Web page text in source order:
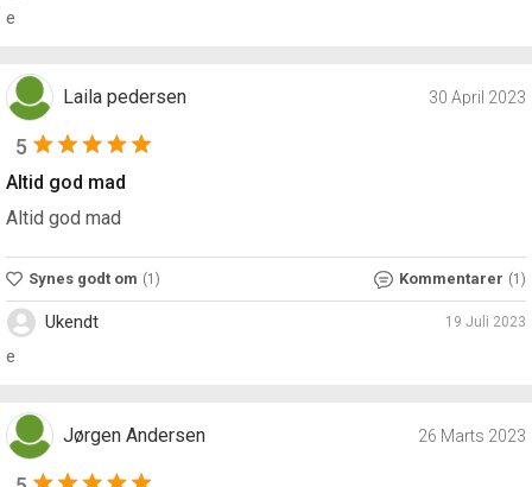
e
Laila pedersen 30 April 2023
5
Altid god mad
Altid god mad
Synes godt om (1) Kommentarer (1)
Ukendt 19 Juli 2023
e
Jørgen Andersen 26 Marts 2023